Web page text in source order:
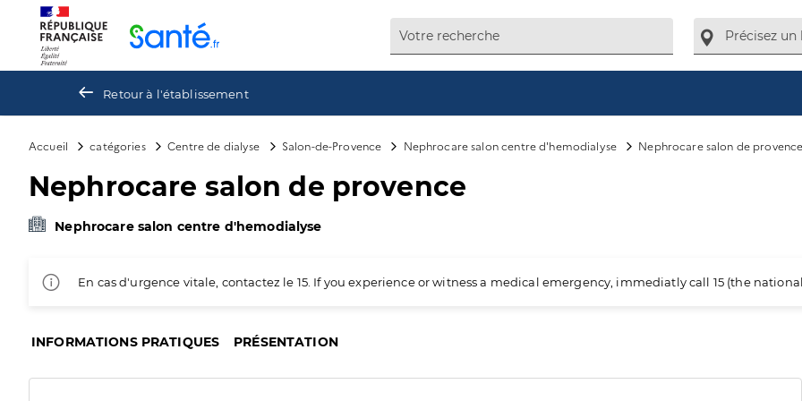
Retour à l'établissement
Accueil catégories Centre de dialyse Salon-de-Provence Nephrocare salon centre d'hemodialyse Nephrocare salon de provence
Nephrocare salon de provence
Nephrocare salon centre d'hemodialyse
En cas d'urgence vitale, contactez le 15. If you experience or witness a medical emergency, immediatly call 15 (the
INFORMATIONS PRATIQUES PRÉSENTATION
Panneau de gestion des cookies